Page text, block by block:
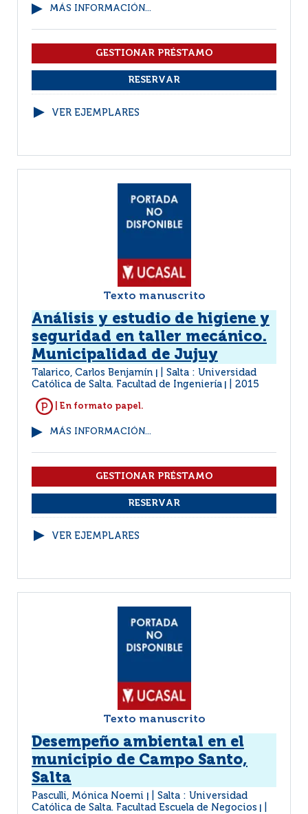
MÁS INFORMACIÓN...
VER EJEMPLARES
Texto manuscrito
Análisis y estudio de higiene y
seguridad en taller mecánico.
Municipalidad de Jujuy
Talarico, Carlos Benjamín
Salta : Universidad
Católica de Salta. Facultad de Ingeniería
2015
| En formato papel.
MÁS INFORMACIÓN...
VER EJEMPLARES
Texto manuscrito
Desempeño ambiental en el
municipio de Campo Santo,
Salta
Pasculli, Mónica Noemi
Salta : Universidad
Católica de Salta. Facultad Escuela de Negocios